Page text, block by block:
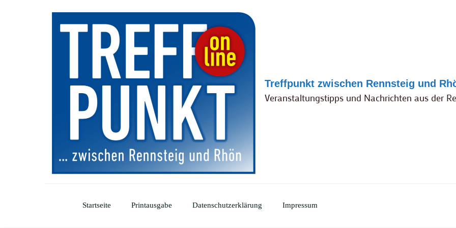
Treffpunkt zwischen Rennsteig und
Veranstaltungstipps und Nachrichten aus der
Startseite Printausgabe Datenschutzerklärung Impressum